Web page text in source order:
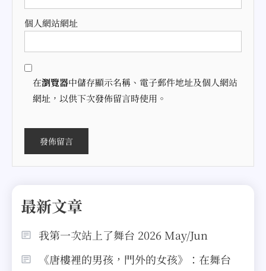
個人網站網址
在瀏覽器中儲存顯示名稱、電子郵件地址及個人網站
網址，以供下次發佈留言時使用。
最新文章
我第一次站上了舞台 2026 May/Jun
《唐樓裡的男孩，門外的女孩》：在舞台